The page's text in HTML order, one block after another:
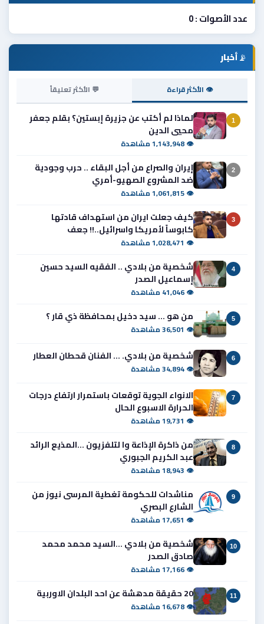
عدد الأصوات : 0
📡أخبار
👁 الأكثر قراءة 💬 الأكثر تعليقاً
1
لماذا لم أكتب عن جزيرة إبستين؟ بقلم جعفر
محيي الدين
👁 1,143,948 مشاهدة
2
إيران والصراع من أجل البقاء .. حرب وجودية
ضد المشروع الصهيو-أمري
👁 1,061,815 مشاهدة
3
كيف جعلت ايران من استهداف قادتها
كابوساً لأمريكا واسرائيل..!! جعف
👁 1,028,471 مشاهدة
4
شخصية من بلادي .. الفقيه السيد حسين
إسماعيل الصدر
👁 41,046 مشاهدة
5 من هو ... سيد دخيل بمحافظة ذي قار ؟
👁 36,501 مشاهدة
6 شخصية من بلادي. ... الفنان قحطان العطار
👁 34,894 مشاهدة
7
الانواء الجوية توقعات باستمرار ارتفاع درجات
الحرارة الاسبوع الحال
👁 19,731 مشاهدة
8
من ذاكرة الإذاعة وا لتلفزيون ...المذيع الرائد
عبد الكريم الجبوري
👁 18,943 مشاهدة
9
مناشدات للحكومة تغطية المرسى نيوز من
الشارع البصري
👁 17,651 مشاهدة
10
شخصية من بلادي ...السيد محمد محمد
صادق الصدر
👁 17,166 مشاهدة
11 20 حقيقة مدهشة عن احد البلدان الاوربية
👁 16,678 مشاهدة